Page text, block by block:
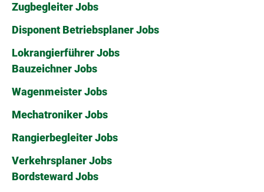
Zugbegleiter Jobs
Disponent Betriebsplaner Jobs
Lokrangierführer Jobs
Bauzeichner Jobs
Wagenmeister Jobs
Mechatroniker Jobs
Rangierbegleiter Jobs
Verkehrsplaner Jobs
Bordsteward Jobs